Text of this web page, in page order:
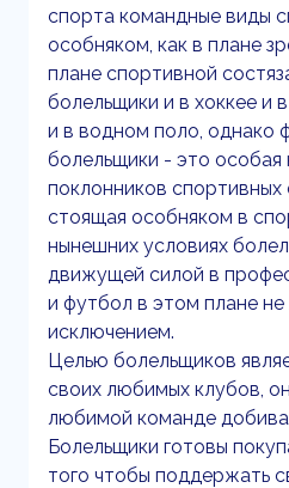
спорта командные виды
особняком, как в плане
плане спортивной
болельщики и в хоккее и
и в водном поло, однако
болельщики - это особая
поклонников спортивных
стоящая особняком в
нынешних условиях
движущей силой в
и футбол в этом плане не
исключением.
Целью болельщиков
своих любимых клубов,
любимой команде
Болельщики готовы
того чтобы поддержать